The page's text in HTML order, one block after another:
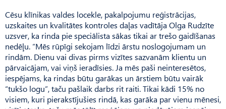
Cēsu klīnikas valdes locekle, pakalpojumu reģistrācijas,
uzskaites un kvalitātes kontroles daļas vadītāja Olga Rudzīte
uzsver, ka rinda pie speciālista sākas tikai ar trešo gaidīšanas
nedēļu. “Mēs rūpīgi sekojam līdzi ārstu noslogojumam un
rindām. Dienu vai divas pirms vizītes sazvanām klientu un
pārvaicājam, vai viņš ieradīsies. Ja mēs paši neinteresētos,
iespējams, ka rindas būtu garākas un ārstiem būtu vairāk
“tukšo logu”, taču pašlaik darbs rit raiti. Tikai kādi 15% no
visiem, kuri pierakstījušies rindā, kas garāka par vienu mēnesi,